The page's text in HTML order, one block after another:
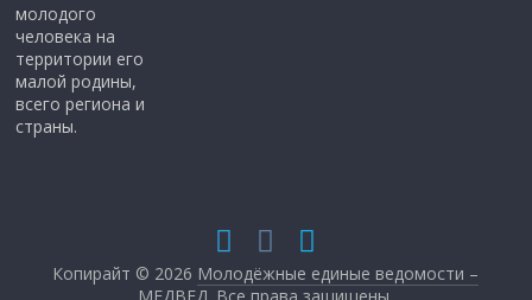
молодого
человека на
территории его
малой родины,
всего региона и
страны.
Копирайт © 2026 Молодёжные единые ведомости –
МЕДВЕД . Все права защищены.